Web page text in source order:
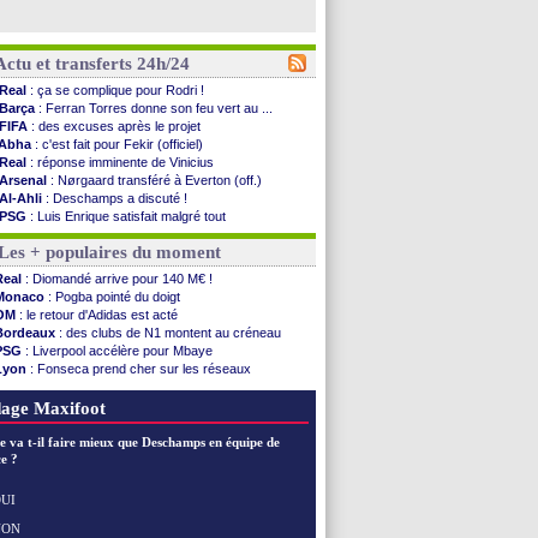
et transferts 24h/24
Real : ça se complique pour Rodri !
Barça : Ferran Torres donne son feu vert au ...
FIFA : des excuses après le projet
: c'est fait pour Fekir (officiel)
Real : réponse imminente de Vinicius
Arsenal : Nørgaard transféré à Everton (off.)
Al-Ahli : Deschamps a discuté !
PSG : Luis Enrique satisfait malgré tout
: Pogba pointé du doigt
: Zabiri n'est pas fan de la L1
: une offre de Fulham pour Aït Boudlal
: Thomasson et Cresswell réconciliés
: Nzonzi avait des pistes en L1
: Mangala sur le départ
: Arsenal s'incline face au Real Betis
: lourde défaite pour le PSG
City: Maresca flou pour Reijnders
Diriyah: Mbemba arrive libre (officiel)
: premier succès pour Brest
+ populaires du moment
: Diomandé arrive pour 140 M€ !
: Pogba pointé du doigt
: le retour d'Adidas est acté
: des clubs de N1 montent au créneau
: Liverpool accélère pour Mbaye
: Fonseca prend cher sur les réseaux
: Infantino complimente Mbappé
Maxifoot
va t-il faire mieux que Deschamps en équipe de
?